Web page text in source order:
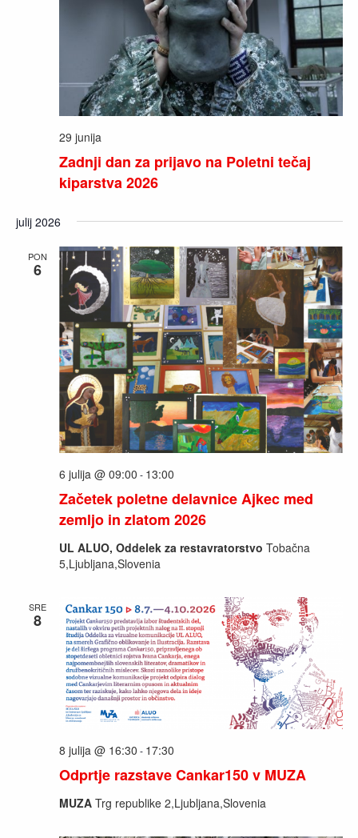
Zadnji dan za prijavo na Poletni tečaj
kiparstva 2026
29 junija
julij 2026
PON
6
Začetek poletne delavnice Ajkec med
zemljo in zlatom 2026
6 julija @ 09:00 - 13:00
UL ALUO, Oddelek za restavratorstvo Tobačna
5,Ljubljana,Slovenia
SRE
8
Odprtje razstave Cankar150 v MUZA
8 julija @ 16:30 - 17:30
MUZA Trg republike 2,Ljubljana,Slovenia